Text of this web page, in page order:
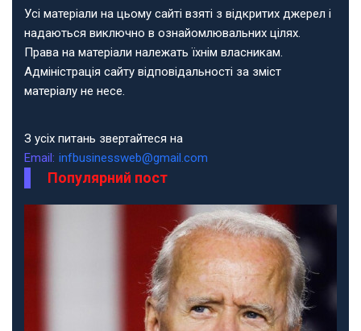
Усі матеріали на цьому сайті взяті з відкритих джерел і
надаються виключно в ознайомлювальних цілях.
Права на матеріали належать їхнім власникам.
Адміністрація сайту відповідальності за зміст
матеріалу не несе.
З усіх питань звертайтеся на
Email: infbusinessweb@gmail.com
Популярний пост